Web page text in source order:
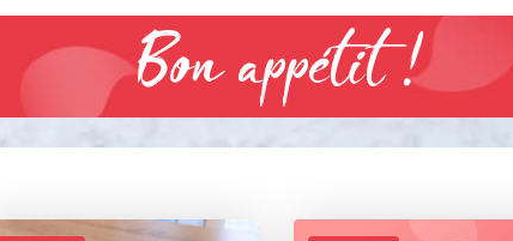
Bon appétit !